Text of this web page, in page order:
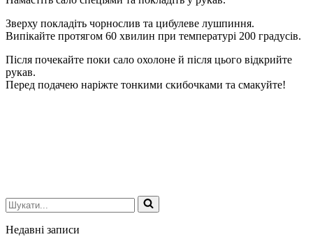
Зверху покладіть чорнослив та цибулеве лушпиння.
Випікайте протягом 60 хвилин при температурі 200 градусів.
Після почекайте поки сало охолоне й після цього відкрийте
рукав.
Перед подачею наріжте тонкими скибочками та смакуйте!
Шукати...
Недавні записи